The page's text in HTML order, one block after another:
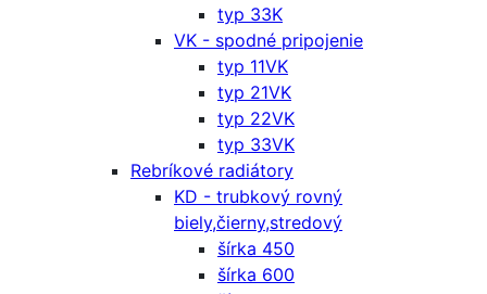
typ 33K
VK - spodné pripojenie
typ 11VK
typ 21VK
typ 22VK
typ 33VK
Rebríkové radiátory
KD - trubkový rovný
biely,čierny,stredový
šírka 450
šírka 600